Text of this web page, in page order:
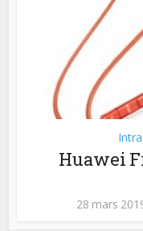
Intra
Huawei
28 mars